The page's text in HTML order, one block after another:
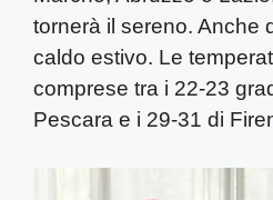
tornerà il sereno. Anche
caldo estivo. Le
comprese tra i 22-23
Pescara e i 29-31 di